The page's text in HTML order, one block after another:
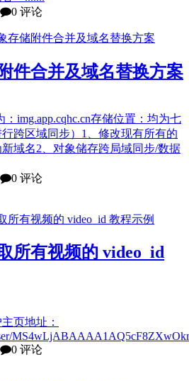
0 评论
件合并及域名替换方案
：img.app.cqhc.cn存储位置：均为七
跨区域同步）1、修改现有所有的
域名2、对象储存跨局域同步/数据
0 评论
所有视频的 video_id
页地址：
0 评论